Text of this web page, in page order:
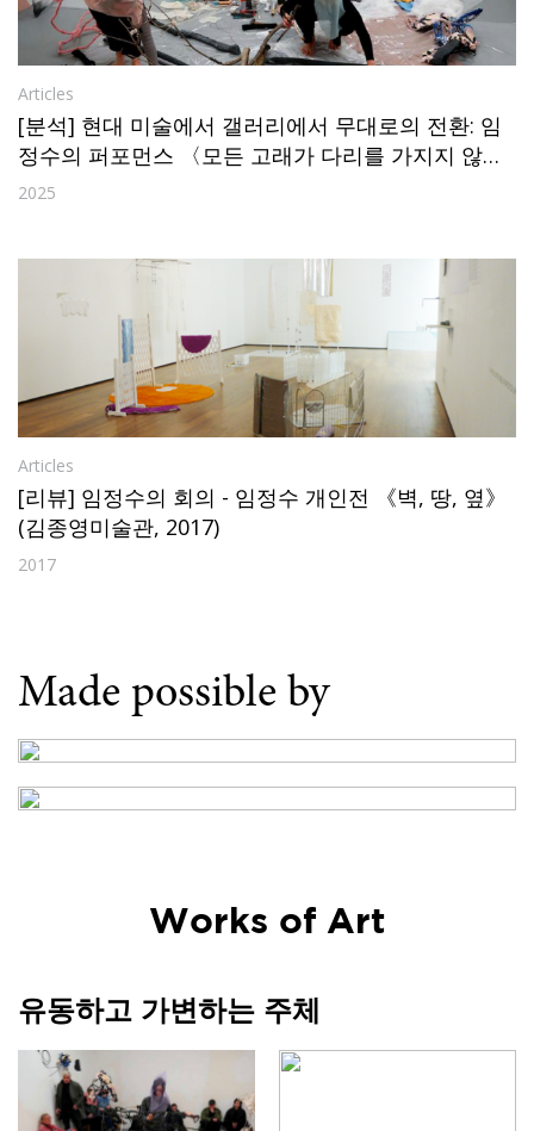
Articles
[분석] 현대 미술에서 갤러리에서 무대로의 전환: 임
정수의 퍼포먼스 〈모든 고래가 다리를 가지지 않은
것은 아니다〉를 중심으로 한 지각의 변형
2025
Articles
[리뷰] 임정수의 회의 - 임정수 개인전 《벽, 땅, 옆》
(김종영미술관, 2017)
2017
Made possible by
Works of Art
유동하고 가변하는 주체